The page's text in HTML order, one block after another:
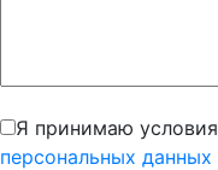
Я принимаю условия
персональных данных